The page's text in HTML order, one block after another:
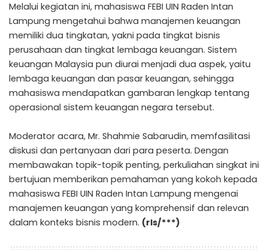
Melalui kegiatan ini, mahasiswa FEBI UIN Raden Intan
Lampung mengetahui bahwa manajemen keuangan
memiliki dua tingkatan, yakni pada tingkat bisnis
perusahaan dan tingkat lembaga keuangan. Sistem
keuangan Malaysia pun diurai menjadi dua aspek, yaitu
lembaga keuangan dan pasar keuangan, sehingga
mahasiswa mendapatkan gambaran lengkap tentang
operasional sistem keuangan negara tersebut.
Moderator acara, Mr. Shahmie Sabarudin, memfasilitasi
diskusi dan pertanyaan dari para peserta. Dengan
membawakan topik-topik penting, perkuliahan singkat ini
bertujuan memberikan pemahaman yang kokoh kepada
mahasiswa FEBI UIN Raden Intan Lampung mengenai
manajemen keuangan yang komprehensif dan relevan
dalam konteks bisnis modern. (rls/***)